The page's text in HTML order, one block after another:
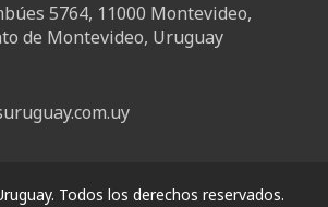
5764, 11000 Montevideo,
de Montevideo, Uruguay
Todos los derechos reservados.